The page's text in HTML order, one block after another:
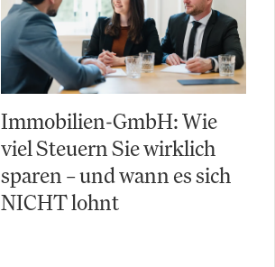
Immobilien-GmbH: Wie
viel Steuern Sie wirklich
sparen – und wann es sich
NICHT lohnt